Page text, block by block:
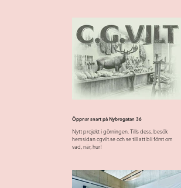
Öppnar snart på Nybrogatan 36
Nytt projekt i görningen. Tills dess, besök
hemsidan cgvilt.se och se till att bli först om
vad, när, hur!